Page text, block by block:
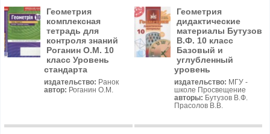
Геометрия
комплексная
тетрадь для
контроля знаний
Роганин О.М. 10
класс Уровень
стандарта
издательство: Ранок
автор: Роганин О.М.
Геометрия
дидактические
материалы Бутузов
В.Ф. 10 класс
Базовый и
углубленный
уровень
издательство: МГУ -
школе Просвещение
авторы: Бутузов В.Ф.
Прасолов В.В.